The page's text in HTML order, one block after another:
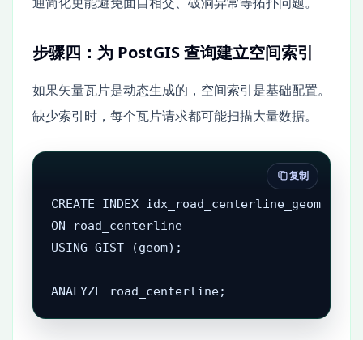
步骤四：为 PostGIS 查询建立空间索引
如果矢量瓦片是动态生成的，空间索引是基础配置。
缺少索引时，每个瓦片请求都可能扫描大量数据。
CREATE INDEX idx_road_centerline_geom
ON road_centerline
USING GIST (geom);
ANALYZE road_centerline;
复制